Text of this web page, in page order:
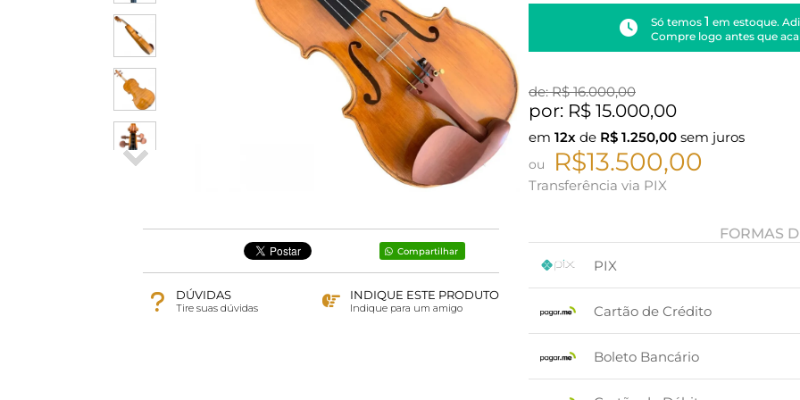
Compartilhar
DÚVIDAS
Tire suas dúvidas
INDIQUE ESTE PRODUTO
Indique para um amigo
Só temos 1 em estoque.
Compre logo antes que
de: R$16.000,00
por: R$ 15.000,00
em 12x de R$ 1.250,00 sem juros
ou R$13.500,00
Transferência via PIX
FORMAS
PIX
Cartão de Crédito
2x sem juros de R$ 7.500,00
3x sem juros de R$ 5.000,00
Boleto Bancário